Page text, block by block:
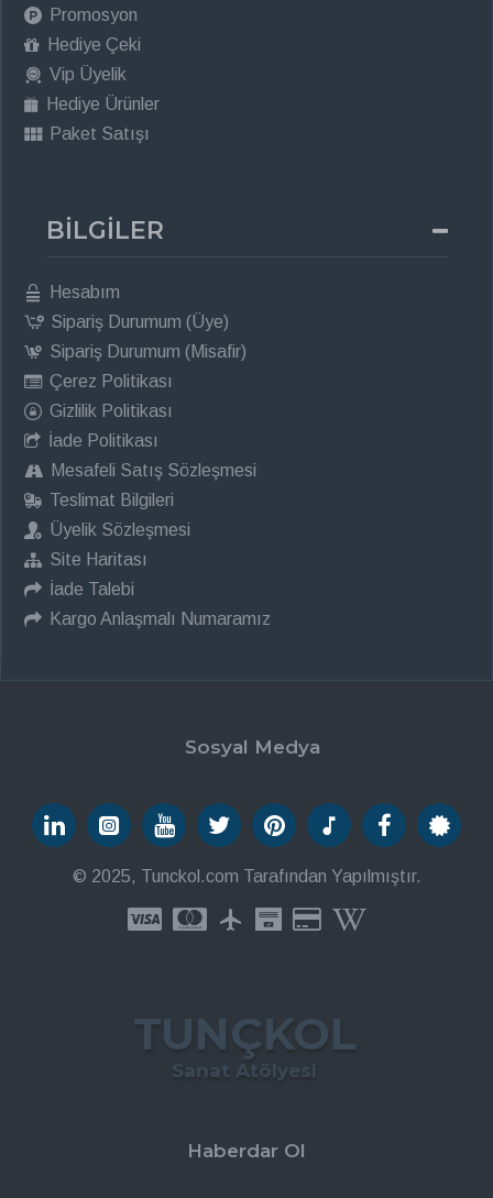
Promosyon
Hediye Çeki
Vip Üyelik
Hediye Ürünler
Paket Satışı
BİLGİLER
Hesabım
Sipariş Durumum (Üye)
Sipariş Durumum (Misafir)
Çerez Politikası
Gizlilik Politikası
İade Politikası
Mesafeli Satış Sözleşmesi
Teslimat Bilgileri
Üyelik Sözleşmesi
Site Haritası
İade Talebi
Kargo Anlaşmalı Numaramız
Sosyal Medya
© 2025, Tunckol.com Tarafından Yapılmıştır.
TUNÇKOL
Sanat Atölyesi
Haberdar Ol